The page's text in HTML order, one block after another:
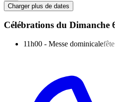
Charger plus de dates
Célébrations du Dimanche
11h00 - Messe dominicalefête